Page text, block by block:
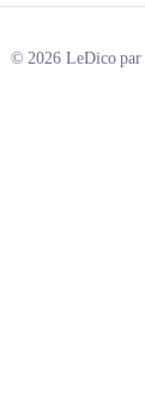
© 2026 LeDico par